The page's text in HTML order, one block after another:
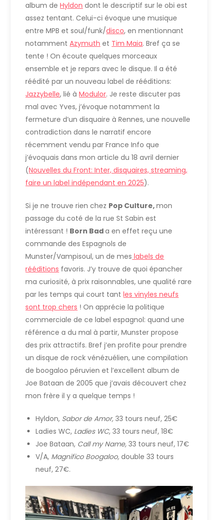
album deHyldon dont le descriptif sur le obi est
assez tentant. Celui-ci évoque une musique
entre MPB et soul/funk/disco, en mentionnant
notammentAzymuth et Tim Maia. Bref ça se
tente ! On écoute quelques morceaux
ensemble et je repars avec le disque. Il a été
réédité par un nouveau label de rééditions:
Jazzybelle, lié àModulor. Je reste discuter pas
mal avec Yves, j’évoque notamment la
fermeture d’un disquaire à Rennes, une nouvelle
contradiction dans le narratif encore
récemment vendu par France Info que
j’évoquais dans mon article du 18 avril dernier
(Nouvelles du Front: Inter, disquaires, streaming,
faire un label indépendant en 2025).
Si je ne trouve rien chez Pop Culture,mon
passage du coté de la rue St Sabin est
intéressant ! Born Bada en effet reçu une
commande des Espagnols de
Munster/Vampisoul, un de mes labels de
rééditions favoris. J’y trouve de quoi épancher
ma curiosité, à prix raisonnables, une qualité rare
par les temps qui court tantles vinyles neufs
sont trop chers ! On apprécie la politique
commerciale de ce label espagnol: quand une
référence a du mal à partir, Munster propose
des prix attractifs. Bref j’en profite pour prendre
un disque de rock vénézuélien, une compilation
de boogaloo péruvien et l’excellent album de
Joe Bataan de 2005 que j’avais découvert chez
mon frère il y a quelque temps !
Hyldon, Sabor de Amor,33 tours neuf, 25€
Ladies WC, Ladies WC, 33 tours neuf, 18€
Joe Bataan, Call my Name,33 tours neuf, 17€
V/A, Magnifico Boogaloo,double 33 tours
neuf, 27€.